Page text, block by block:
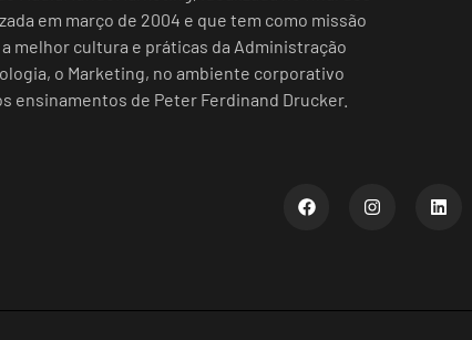
em março de 2004 e que tem como missão
melhor cultura e práticas da Administração
o Marketing, no ambiente corporativo
ensinamentos de Peter Ferdinand Drucker.